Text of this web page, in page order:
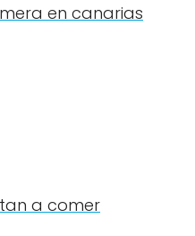
en canarias
a comer